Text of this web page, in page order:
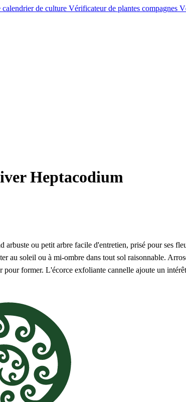
calendrier de culture Vérificateur de plantes compagnes
Heptacodium
arbuste ou petit arbre facile d'entretien, prisé pour ses
au soleil ou à mi-ombre dans tout sol raisonnable.
pour former. L'écorce exfoliante cannelle ajoute un